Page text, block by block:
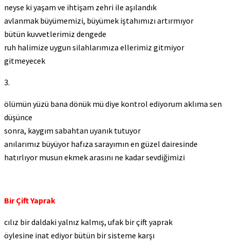
neyse ki yaşam ve ihtişam zehri ile aşılandık
avlanmak büyümemizi, büyümek iştahımızı artırmıyor
bütün kuvvetlerimiz dengede
ruh halimize uygun silahlarımıza ellerimiz gitmiyor
gitmeyecek
3.
ölümün yüzü bana dönük mü diye kontrol ediyorum aklıma sen
düşünce
sonra, kaygım sabahtan uyanık tutuyor
anılarımız büyüyor hafıza sarayımın en güzel dairesinde
hatırlıyor musun ekmek arasını ne kadar sevdiğimizi
Bir Çift Yaprak
cılız bir daldaki yalnız kalmış, ufak bir çift yaprak
öylesine inat ediyor bütün bir sisteme karşı